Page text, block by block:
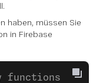
haben, müssen Sie
in Firebase
functions